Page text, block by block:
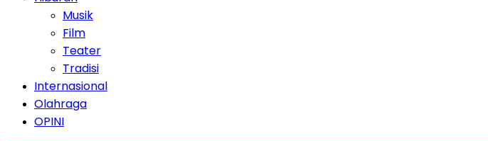
Musik
Film
Teater
Tradisi
Internasional
Olahraga
OPINI